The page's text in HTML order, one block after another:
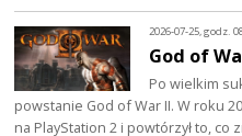
2026-07-25, godz.
God of
Po wielkim
powstanie God of War II. W roku
na PlayStation 2 i powtórzył to, co